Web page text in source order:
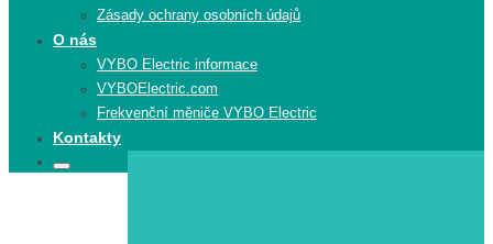
Zásady ochrany osobních údajů
O nás
VYBO Electric informace
VYBOElectric.com
Frekvenční měniče VYBO Electric
Kontakty
Search
Search